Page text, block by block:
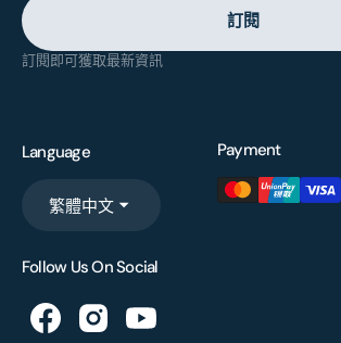
訂閱
訂閱即可獲取最新資訊
Language
繁體中文
Payment
Follow Us On Social